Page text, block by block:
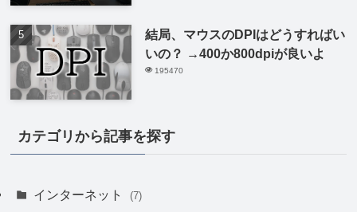
結局、マウスのDPIはどうすればい
いの？ →400か800dpiが良いよ
195470
カテゴリから記事を探す
インターネット (7)